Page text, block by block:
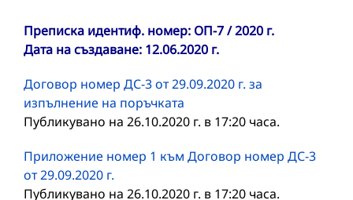
Преписка идентиф. номер: ОП-7 / 2020 г.
Дата на създаване: 12.06.2020 г.
Договор номер ДС-3 от 29.09.2020 г. за
изпълнение на поръчката
Публикувано на 26.10.2020 г. в 17:20 часа.
Приложение номер 1 към Договор номер ДС-3
от 29.09.2020 г.
Публикувано на 26.10.2020 г. в 17:20 часа.